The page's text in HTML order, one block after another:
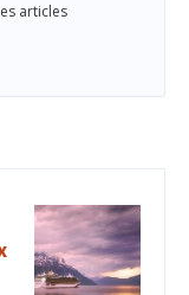
articles